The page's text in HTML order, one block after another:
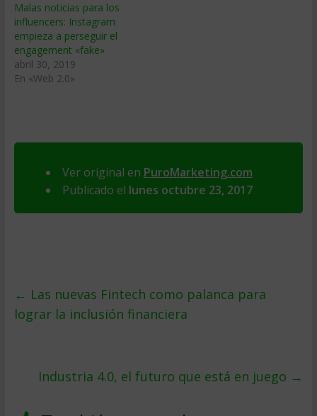
Malas noticias para los
influencers: Instagram
empieza a perseguir el
engagement «fake»
abril 30, 2019
En «Web 2.0»
Ver original en PuroMarketing.com
Publicado el lunes octubre 23, 2017
← Las nuevas Fintech como palanca para
lograr la inclusión financiera
Industria 4.0, el futuro que está en juego →